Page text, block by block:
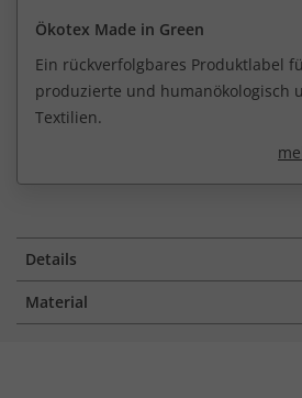
Ökotex Made in Green
Ein rückverfolgbares Produktlabel
produzierte und humanökologisch
Textilien.
Details
Material